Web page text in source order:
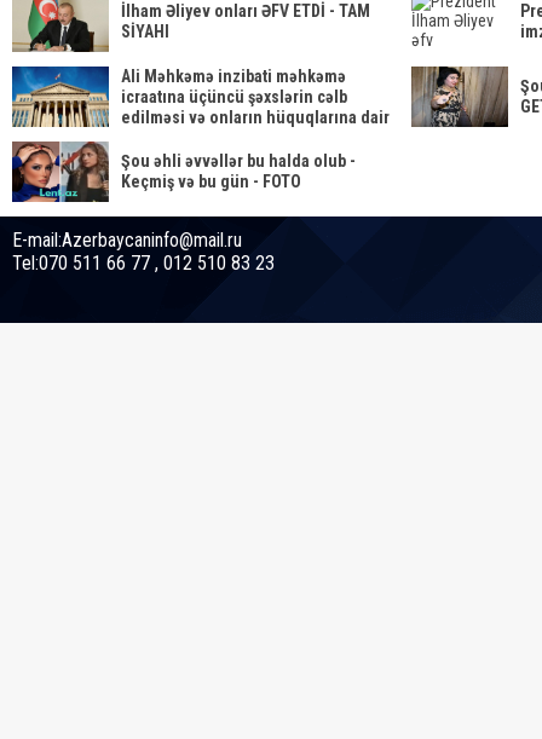
İlham Əliyev onları ƏFV ETDİ - TAM
SİYAHI
Ali Məhkəmə inzibati məhkəmə
icraatına üçüncü şəxslərin cəlb
edilməsi və onların hüquqlarına dair
Şou əhli əvvəllər bu halda olub -
Keçmiş və bu gün - FOTO
E-mail:Azerbaycaninfo@mail.ru
Tel:070 511 66 77 , 012 510 83 23